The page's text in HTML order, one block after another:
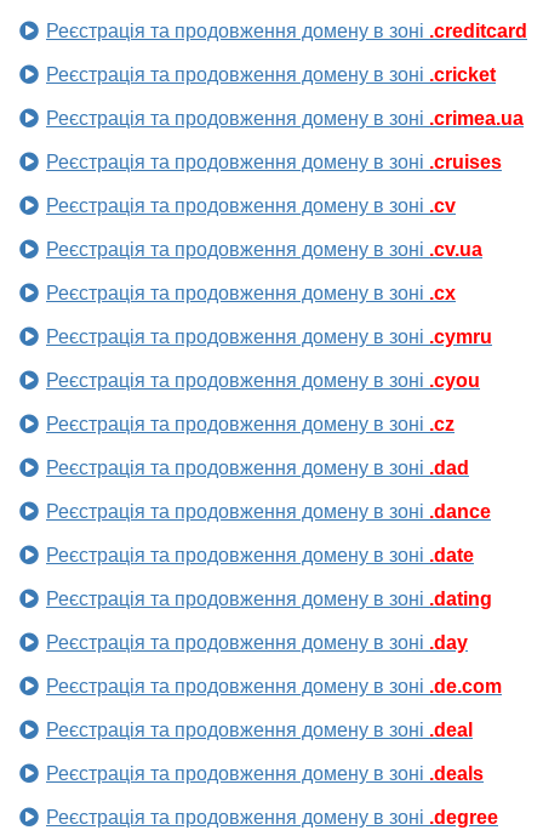
Реєстрація та продовження домену в зоні .creditcard
Реєстрація та продовження домену в зоні .cricket
Реєстрація та продовження домену в зоні .crimea.ua
Реєстрація та продовження домену в зоні .cruises
Реєстрація та продовження домену в зоні .cv
Реєстрація та продовження домену в зоні .cv.ua
Реєстрація та продовження домену в зоні .cx
Реєстрація та продовження домену в зоні .cymru
Реєстрація та продовження домену в зоні .cyou
Реєстрація та продовження домену в зоні .cz
Реєстрація та продовження домену в зоні .dad
Реєстрація та продовження домену в зоні .dance
Реєстрація та продовження домену в зоні .date
Реєстрація та продовження домену в зоні .dating
Реєстрація та продовження домену в зоні .day
Реєстрація та продовження домену в зоні .de.com
Реєстрація та продовження домену в зоні .deal
Реєстрація та продовження домену в зоні .deals
Реєстрація та продовження домену в зоні .degree